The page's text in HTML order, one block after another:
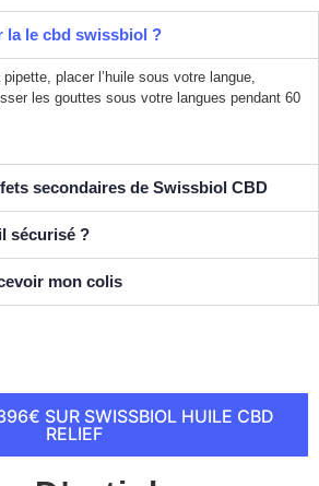
la le cbd swissbiol ?
placer l’huile sous votre langue,
les gouttes sous votre langues pendant 60
secondaires de Swissbiol CBD
sécurisé ?
mon colis
SUR SWISSBIOL HUILE CBD
RELIEF